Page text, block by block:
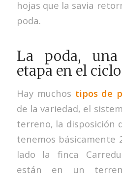
hojas que la savia
poda.
La poda,
etapa en el
Hay muchos tipos de
de la variedad, el
terreno, la disposición
tenemos básicamente
lado la finca
están en un